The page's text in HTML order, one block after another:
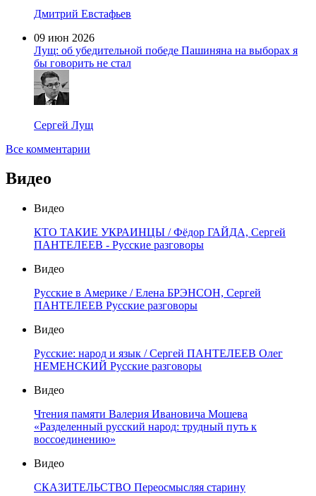
Дмитрий Евстафьев
09 июн 2026
Лущ: об убедительной победе Пашиняна на выборах я
бы говорить не стал
Сергей Лущ
Все комментарии
Видео
Видео
КТО ТАКИЕ УКРАИНЦЫ / Фёдор ГАЙДА, Сергей
ПАНТЕЛЕЕВ - Русские разговоры
Видео
Русские в Америке / Елена БРЭНСОН, Сергей
ПАНТЕЛЕЕВ Русские разговоры
Видео
Русские: народ и язык / Сергей ПАНТЕЛЕЕВ Олег
НЕМЕНСКИЙ Русские разговоры
Видео
Чтения памяти Валерия Ивановича Мошева
«Разделенный русский народ: трудный путь к
воссоединению»
Видео
СКАЗИТЕЛЬСТВО Переосмысляя старину